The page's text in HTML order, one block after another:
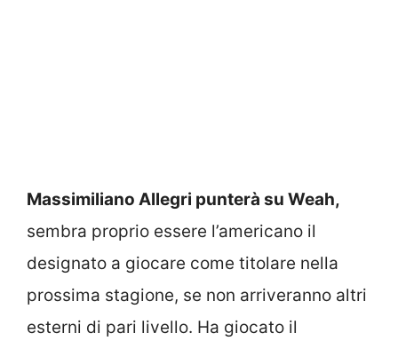
Massimiliano Allegri punterà su Weah,
sembra proprio essere l’americano il
designato a giocare come titolare nella
prossima stagione, se non arriveranno altri
esterni di pari livello. Ha giocato il